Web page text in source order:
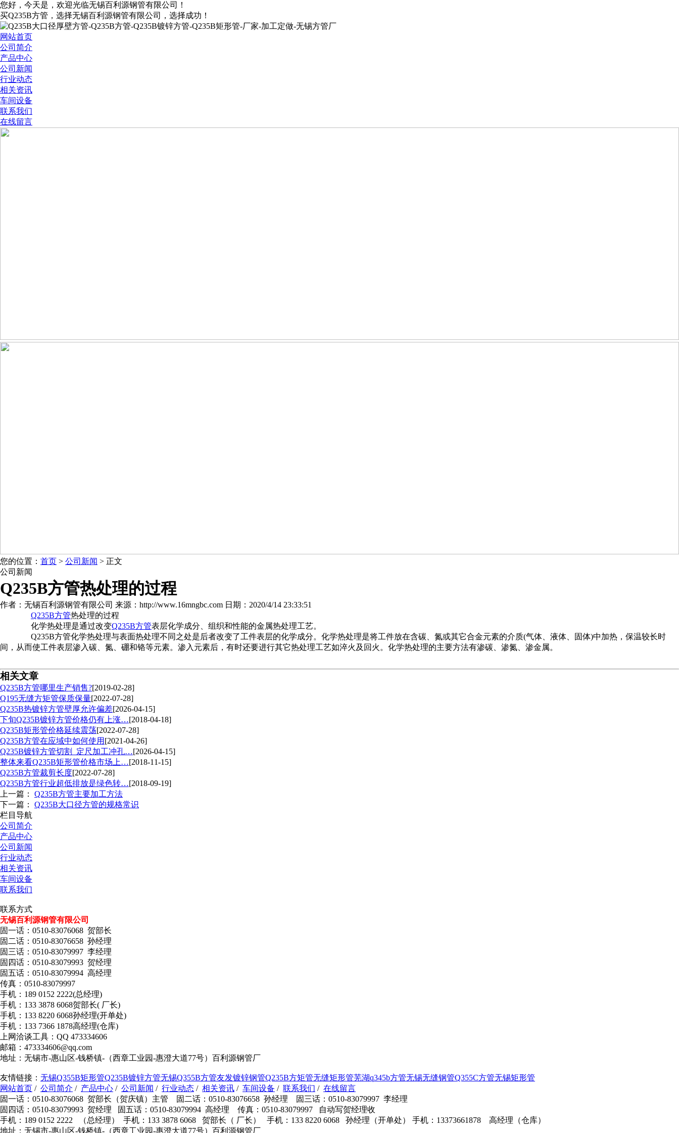
您好，今天是 ，欢迎光临无锡百利源钢管有限公司！
买Q235B方管，选择无锡百利源钢管有限公司，选择成功！
网站首页
公司简介
产品中心
公司新闻
行业动态
相关资讯
车间设备
联系我们
在线留言
您的位置： 首页 > 公司新闻 > 正文
公司新闻
Q235B方管热处理的过程
作者：无锡百利源钢管有限公司 来源：http://www.16mngbc.com 日期：2020/4/14 23:33:51
Q235B方管热处理的过程
化学热处理是通过改变Q235B方管表层化学成分、组织和性能的金属热处理工艺。
Q235B方管化学热处理与表面热处理不同之处是后者改变了工件表层的化学成分。化学热处理是将工件放在含碳、氮或其它合金元素的介质(气体、液体、固体)中加热，保温较长时
间，从而使工件表层渗入碳、氮、硼和铬等元素。渗入元素后，有时还要进行其它热处理工艺如淬火及回火。化学热处理的主要方法有渗碳、渗氮、渗金属。
相关文章
Q235B方管哪里生产销售?[2019-02-28]
Q195无缝方矩管保质保量[2022-07-28]
Q235B热镀锌方管壁厚允许偏差[2026-04-15]
下旬Q235B镀锌方管价格仍有上涨…[2018-04-18]
Q235B矩形管价格延续震荡[2022-07-28]
Q235B方管在应域中如何使用 [2021-04-26]
Q235B镀锌方管切割_定尺加工冲孔…[2026-04-15]
整体来看Q235B矩形管价格市场上…[2018-11-15]
Q235B方管裁剪长度[2022-07-28]
Q235B方管行业超低排放是绿色转…[2018-09-19]
上一篇： Q235B方管主要加工方法
下一篇： Q235B大口径方管的规格常识
栏目导航
公司简介
产品中心
公司新闻
行业动态
相关资讯
车间设备
联系我们
联系方式
无锡百利源钢管有限公司
固一话：0510-83076068 贺部长
固二话：0510-83076658 孙经理
固三话：0510-83079997 李经理
固四话：0510-83079993 贺经理
固五话：0510-83079994 高经理
传真：0510-83079997
手机：189 0152 2222(总经理)
手机：133 3878 6068贺部长( 厂长)
手机：133 8220 6068孙经理(开单处)
手机：133 7366 1878高经理(仓库)
上网洽谈工具：QQ 473334606
邮箱：473334606@qq.com
地址：无锡市-惠山区-钱桥镇-（西章工业园-惠澄大道77号）百利源钢管厂
友情链接： 无锡Q355B矩形管Q235B镀锌方管无锡Q355B方管友发镀锌钢管Q235B方矩管无缝矩形管芜湖q345b方管无锡无缝钢管Q355C方管无锡矩形管
网站首页 / 公司简介 / 产品中心 / 公司新闻 / 行业动态 / 相关资讯 / 车间设备 / 联系我们 / 在线留言
固一话：0510-83076068 贺部长（贺庆镇）主管 固二话：0510-83076658 孙经理 固三话：0510-83079997 李经理
固四话：0510-83079993 贺经理 固五话：0510-83079994 高经理 传真：0510-83079997 自动写贺经理收
手机：189 0152 2222 （总经理） 手机：133 3878 6068 贺部长（ 厂长） 手机：133 8220 6068 孙经理（开单处） 手机：13373661878 高经理（仓库）
地址：无锡市-惠山区-钱桥镇-（西章工业园-惠澄大道77号）百利源钢管厂